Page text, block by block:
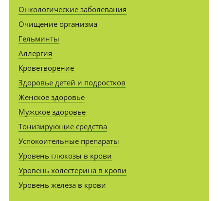
Онкологические заболевания
Очищение организма
Гельминты
Аллергия
Кроветворение
Здоровье детей и подростков
Женское здоровье
Мужское здоровье
Тонизирующие средства
Успокоительные препараты
Уровень глюкозы в крови
Уровень холестерина в крови
Уровень железа в крови